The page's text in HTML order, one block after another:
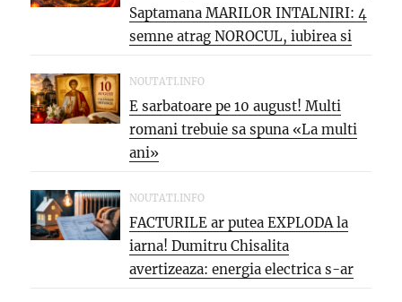
Saptamana MARILOR INTALNIRI: 4
semne atrag NOROCUL, iubirea si
oportunitatea care...
NOUTATI.INFO
E sarbatoare pe 10 august! Multi
romani trebuie sa spuna «La multi
ani»
NOUTATI.INFO
FACTURILE ar putea EXPLODA la
iarna! Dumitru Chisalita
avertizeaza: energia electrica s-ar
putea SCUMPI cu...